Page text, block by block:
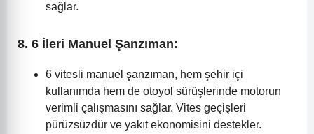
sağlar.
8. 6 İleri Manuel Şanzıman:
6 vitesli manuel şanzıman, hem şehir içi
kullanımda hem de otoyol sürüşlerinde motorun
verimli çalışmasını sağlar. Vites geçişleri
pürüzsüzdür ve yakıt ekonomisini destekler.